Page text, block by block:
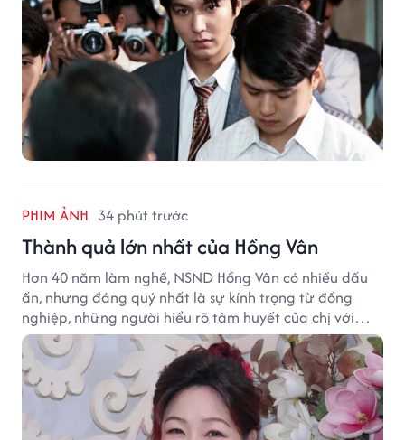
PHIM ẢNH 34 phút trước
Thành quả lớn nhất của Hồng Vân
Hơn 40 năm làm nghề, NSND Hồng Vân có nhiều dấu
ấn, nhưng đáng quý nhất là sự kính trọng từ đồng
nghiệp, những người hiểu rõ tâm huyết của chị với
nghệ thuật.